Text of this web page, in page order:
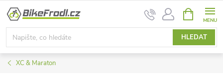
Přejít
obsah
HLEDAT
NÁKUPNÍ
KOŠÍK
XC & Maraton